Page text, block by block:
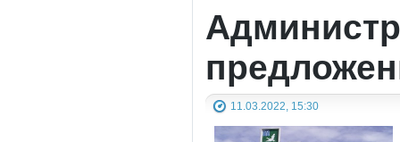
11.03.2022, 15:30